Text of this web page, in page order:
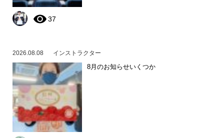
37
2026.08.08 インストラクター
8月のお知らせいくつか